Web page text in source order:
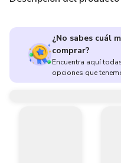
¿No sabes cuál
comprar?
Encuentra aquí
opciones que